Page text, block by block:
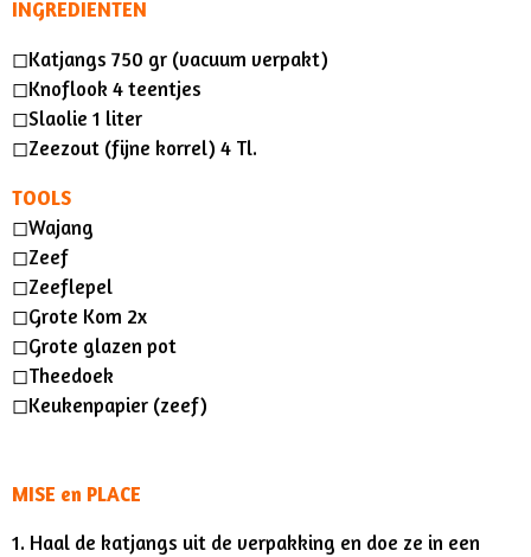
INGREDIENTEN
◻︎Katjangs 750 gr (vacuum verpakt)
◻︎Knoflook 4 teentjes
◻︎Slaolie 1 liter
◻︎Zeezout (fijne korrel) 4 Tl.
TOOLS
◻︎Wajang
◻︎Zeef
◻︎Zeeflepel
◻︎Grote Kom 2x
◻︎Grote glazen pot
◻︎Theedoek
◻︎Keukenpapier (zeef)
MISE en PLACE
1. Haal de katjangs uit de verpakking en doe ze in een